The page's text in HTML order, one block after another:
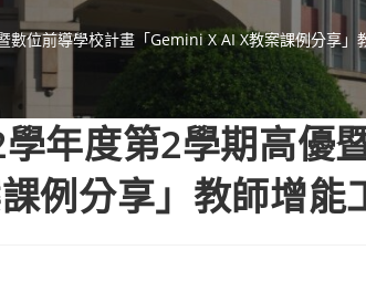
位前導學校計畫「Gemini X AI X教案課例分享」
年度第2學期高優
例分享」教師增能